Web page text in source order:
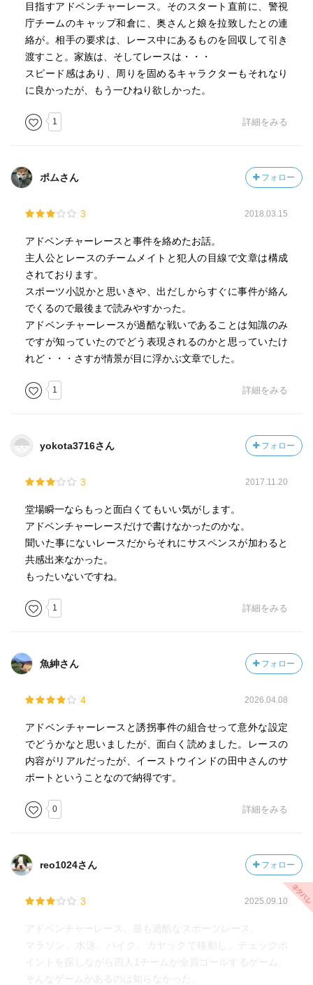
目指すアドベンチャーレース。そのスタート直前に、警視
庁チームのキャップ和倉に、奥さんと娘を拉致したとの連
絡が。相手の要求は、レース中にあるものを回収して引き
渡すこと。家族は、そしてレースは・・・
スピード感はあり、周りを固めるキャラクターもそれなり
に良かったが、もう一ひねり欲しかった。
1 詳細をみる
ポムさん フォロー
3 2018.03.15
アドベンチャーレースと事件を絡めたお話。
主人公とレースのチームメイトと犯人の目線で文章は構成
されております。
スポーツ小説かと思いきや、出だしからすぐに事件が絡ん
でくるので最後まで読みやすかった。
アドベンチャーレースが過酷な戦いであることは知識のみ
ですが知っていたのでどう表現されるのかと思っていたけ
れど・・・さすが情景が目に浮かぶ文章でした。
1 詳細をみる
yokota3716さん フォロー
3 2017.11.20
堂場瞬一ならもっと面白くてもいい気がします。
アドベンチャーレースだけで書けなかったのかな。
聞いた事にないレースだからそれにサスペンスが加わると
共感出来なかった。
もったいないですね。
1 詳細をみる
魚紳さん フォロー
4 2026.04.08
アドベンチャーレースと誘拐事件の組合せって意外な設定
でどうかなと思いましたが、面白く読めました。レースの
内容がリアルだったが、イーストウインドの田中さんのサ
ポートということなので納得です。
0 詳細をみる
reo1024さん フォロー
3 2025.09.10
アドベンチャーレース、最も過酷なスポーツレース。
マラソン、水泳、バイク、カヤックで移動し、テェックポ
イントを探しながら四人1チームが全員ゴールするゲーム。
そんなゲームがあるのは知らなかった。